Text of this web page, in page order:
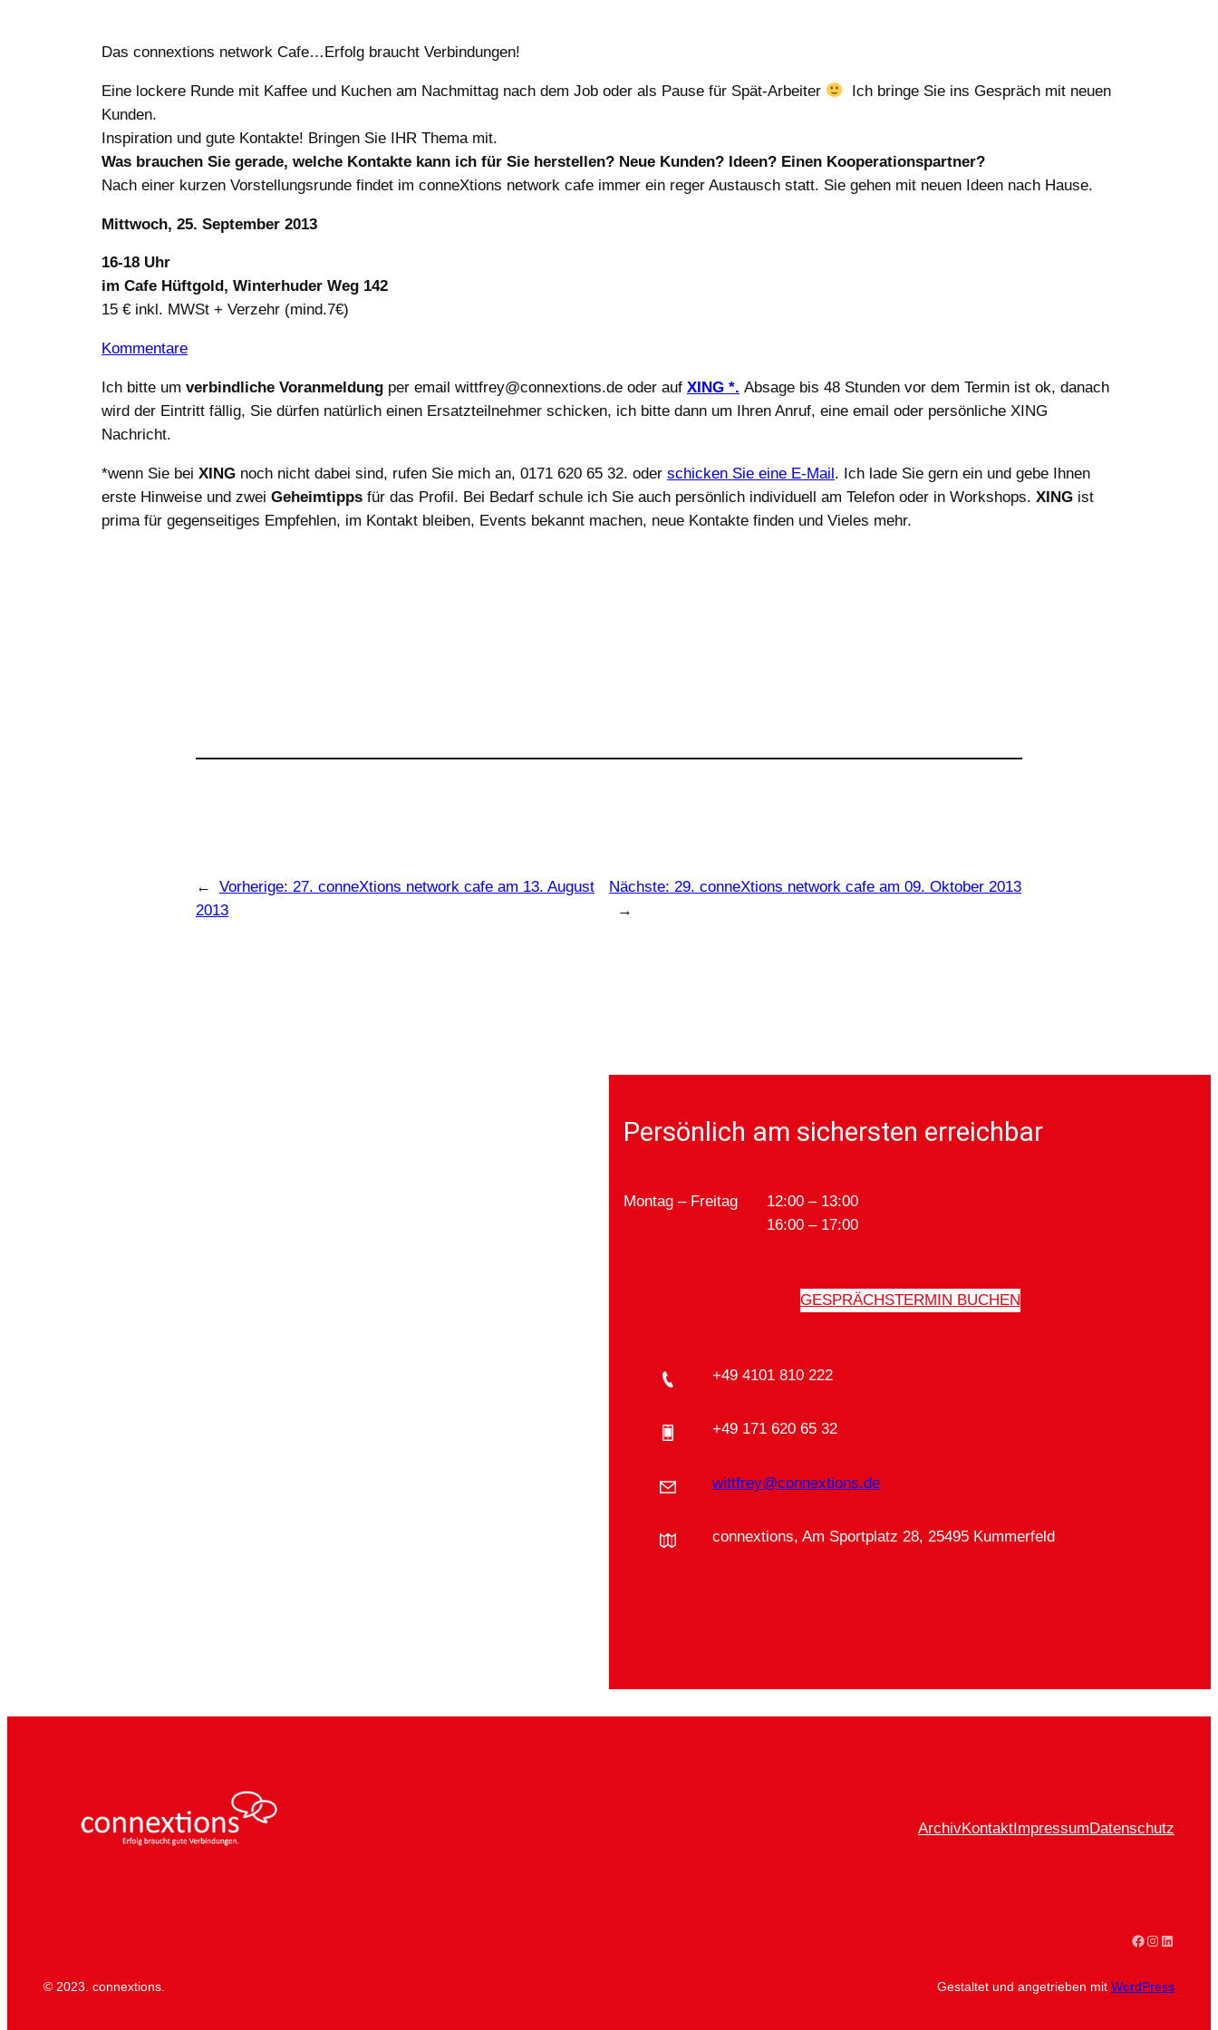
Das connextions network Cafe…Erfolg braucht Verbindungen!
Eine lockere Runde mit Kaffee und Kuchen am Nachmittag nach dem Job oder als Pause für Spät-Arbeiter
Ich bringe Sie ins Gespräch mit neuen
Kunden.
Inspiration und gute Kontakte! Bringen Sie IHR Thema mit.
Was brauchen Sie gerade, welche Kontakte kann ich für Sie herstellen? Neue Kunden? Ideen? Einen Kooperationspartner?
Nach einer kurzen Vorstellungsrunde findet im conneXtions network cafe immer ein reger Austausch statt. Sie gehen mit neuen Ideen nach Hause.
Mittwoch, 25. September 2013
16-18 Uhr
im Cafe Hüftgold, Winterhuder Weg 142
15 € inkl. MWSt + Verzehr (mind.7€)
Kommentare
Ich bitte um verbindliche Voranmeldung per email wittfrey@connextions.de oder auf XING *. Absage bis 48 Stunden vor dem Termin ist ok, danach
wird der Eintritt fällig, Sie dürfen natürlich einen Ersatzteilnehmer schicken, ich bitte dann um Ihren Anruf, eine email oder persönliche XING
Nachricht.
*wenn Sie bei XING noch nicht dabei sind, rufen Sie mich an, 0171 620 65 32. oder schicken Sie eine E-Mail. Ich lade Sie gern ein und gebe Ihnen
erste Hinweise und zwei Geheimtipps für das Profil. Bei Bedarf schule ich Sie auch persönlich individuell am Telefon oder in Workshops. XING ist
prima für gegenseitiges Empfehlen, im Kontakt bleiben, Events bekannt machen, neue Kontakte finden und Vieles mehr.
← Vorherige: 27. conneXtions network cafe am 13. August
2013
Nächste: 29. conneXtions network cafe am 09. Oktober 2013
→
Persönlich am sichersten erreichbar
Montag – Freitag
12:00 – 13:00
16:00 – 17:00
GESPRÄCHSTERMIN BUCHEN
+49 4101 810 222
+49 171 620 65 32
wittfrey@connextions.de
connextions, Am Sportplatz 28, 25495 Kummerfeld
ArchivKontaktImpressumDatenschutz
Facebook
Instagram
LinkedIn
© 2023. connextions. Gestaltet und angetrieben mit WordPress